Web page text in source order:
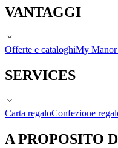
VANTAGGI
Offerte e cataloghiMy Manor
SERVICES
Carta regaloConfezione
A PROPOSITO